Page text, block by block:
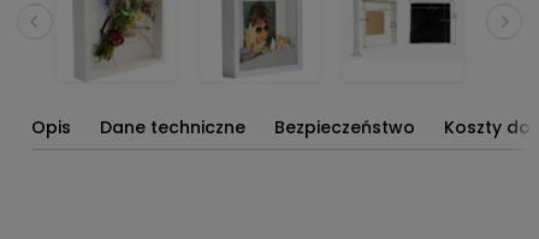
Opis Dane techniczne Bezpieczeństwo Koszty